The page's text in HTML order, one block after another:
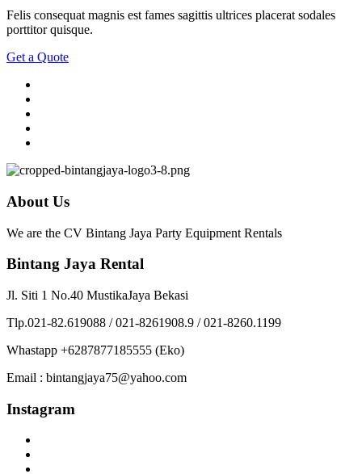
Felis consequat magnis est fames sagittis ultrices placerat sodales
porttitor quisque.
Get a Quote
About Us
We are the CV Bintang Jaya Party Equipment Rentals
Bintang Jaya Rental
Jl. Siti 1 No.40 MustikaJaya Bekasi
Tlp.021-82.619088 / 021-8261908.9 / 021-8260.1199
Whastapp +6287877185555 (Eko)
Email : bintangjaya75@yahoo.com
Instagram